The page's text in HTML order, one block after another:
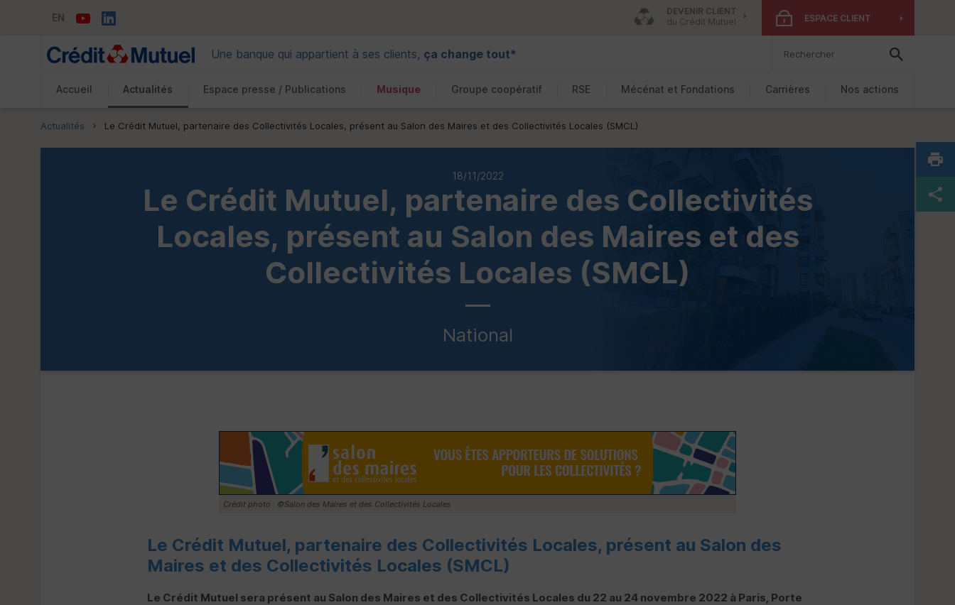
EN
DEVENIR CLIENT
du Crédit Mutuel
ESPACE CLIENT
Une banque qui appartient à ses clients, ça change tout*
Accueil Actualités Espace presse / Publications Musique Groupe coopératif RSE Mécénat et Fondations Carrières Nos actions
Vous êtes ici:
Actualités Le Crédit Mutuel, partenaire des Collectivités Locales, présent au Salon des Maires et des Collectivités Locales (SMCL)
18/11/2022
Le Crédit Mutuel, partenaire des Collectivités
Locales, présent au Salon des Maires et des
Collectivités Locales (SMCL)
National
Crédit photo : ©Salon des Maires et des Collectivités Locales
Le Crédit Mutuel, partenaire des Collectivités Locales, présent au Salon des
Maires et des Collectivités Locales (SMCL)
Le Crédit Mutuel sera présent au Salon des Maires et des Collectivités Locales du 22 au 24 novembre 2022 à Paris, Porte